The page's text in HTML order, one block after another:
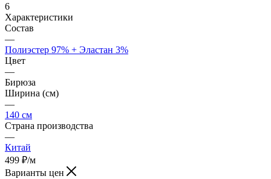
6
Характеристики
Состав
—
Полиэстер 97% + Эластан 3%
Цвет
—
Бирюза
Ширина (см)
—
140 см
Страна производства
—
Китай
499 ₽/м
Варианты цен